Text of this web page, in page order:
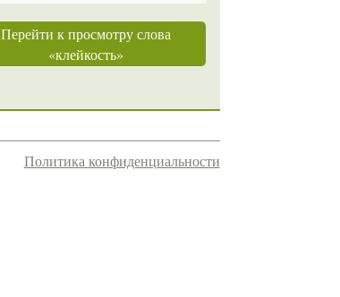
Перейти к просмотру слова
«клейкость»
Политика конфиденциальности